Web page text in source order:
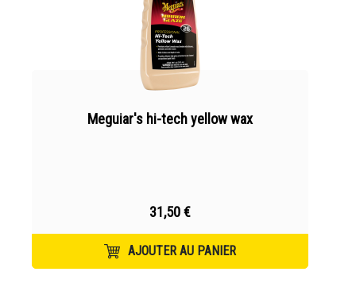
Meguiar's hi-tech yellow wax
31,50 €
AJOUTER AU PANIER